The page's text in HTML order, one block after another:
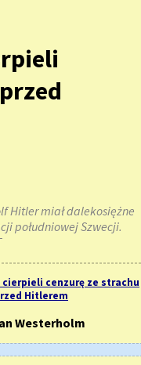
Hitler miał dalekosiężne
południowej Szwecji.
cenzurę ze strachu
Hitlerem
Westerholm